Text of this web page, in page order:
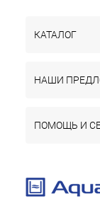
КАТАЛОГ
НАШИ
ПОМОЩЬ И